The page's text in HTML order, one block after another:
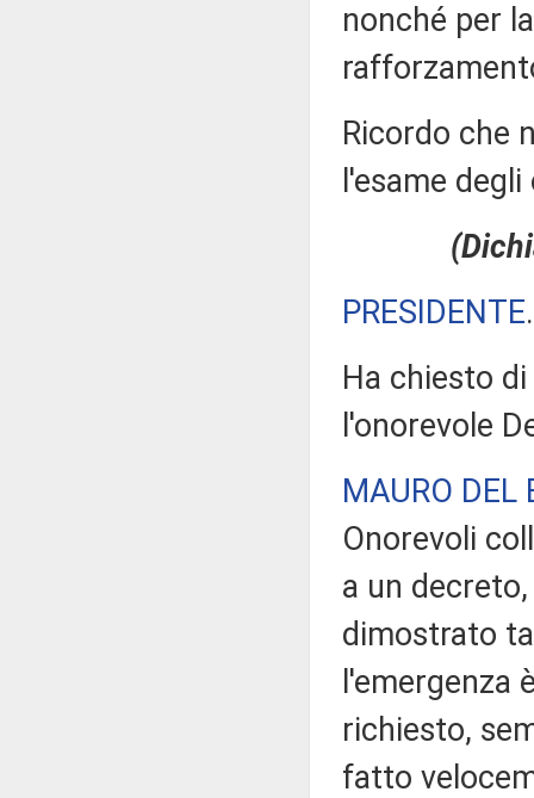
nonché per
Ricordo che
l'esame
PRESIDENTE
Ha chiesto
l'onorevole
MAURO DEL
Onorevoli
a un
dimostrato
l'emergenza
richiesto,
fatto